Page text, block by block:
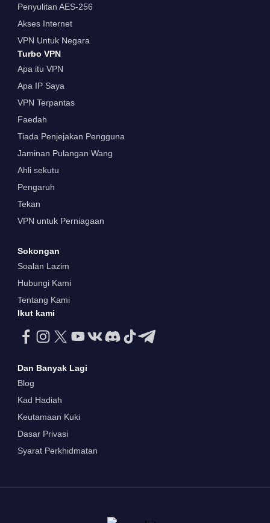
Penyulitan AES-256
Akses Internet
VPN Untuk Negara
Turbo VPN
Apa itu VPN
Apa IP Saya
VPN Terpantas
Faedah
Tiada Penjejakan Pengguna
Jaminan Pulangan Wang
Ahli sekutu
Pengaruh
Tekan
VPN untuk Perniagaan
Sokongan
Soalan Lazim
Hubungi Kami
Tentang Kami
Ikut kami
Dan Banyak Lagi
Blog
Kad Hadiah
Keutamaan Kuki
Dasar Privasi
Syarat Perkhidmatan